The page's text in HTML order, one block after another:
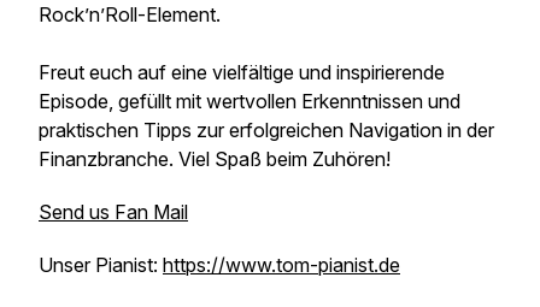
Rock’n’Roll-Element.
Freut euch auf eine vielfältige und inspirierende
Episode, gefüllt mit wertvollen Erkenntnissen und
praktischen Tipps zur erfolgreichen Navigation in der
Finanzbranche. Viel Spaß beim Zuhören!
Send us Fan Mail
Unser Pianist: https://www.tom-pianist.de